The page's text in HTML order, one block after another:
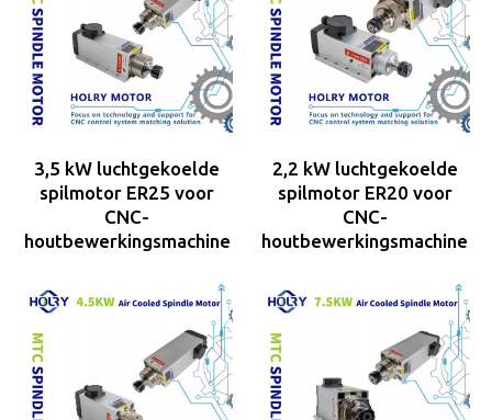
3,5 kW luchtgekoelde
spilmotor ER25 voor
CNC-
houtbewerkingsmachine
2,2 kW luchtgekoelde
spilmotor ER20 voor
CNC-
houtbewerkingsmachine